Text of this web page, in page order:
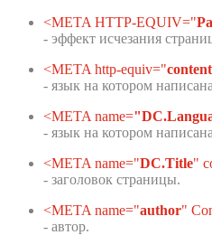
<META HTTP-EQUIV="
- эффект исчезания
<META http-equiv="
- язык на котором
<META name=
- язык на котором
<META name="DC.Title"
- заголовок страницы.
<META name="author"
- автор.